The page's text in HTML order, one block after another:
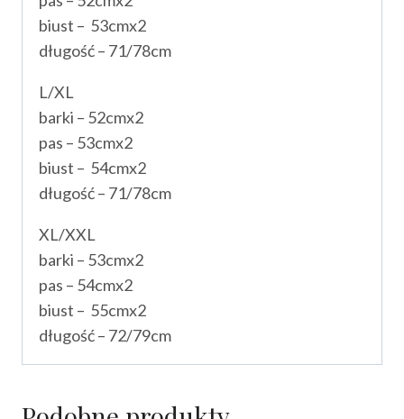
biust – 53cmx2
długość – 71/78cm
L/XL
barki – 52cmx2
pas – 53cmx2
biust – 54cmx2
długość – 71/78cm
XL/XXL
barki – 53cmx2
pas – 54cmx2
biust – 55cmx2
długość – 72/79cm